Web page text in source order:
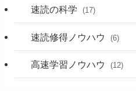
速読の科学 (17)
速読修得ノウハウ (6)
高速学習ノウハウ (12)